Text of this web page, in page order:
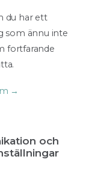
du har ett
som ännu inte
fortfarande
→
och